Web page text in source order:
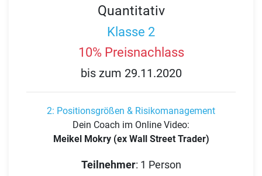
Quantitativ
Klasse 2
10% Preisnachlass
bis zum 29.11.2020
2: Positionsgrößen & Risikomanagement
Dein Coach im Online Video:
Meikel Mokry (ex Wall Street Trader)
Teilnehmer: 1 Person